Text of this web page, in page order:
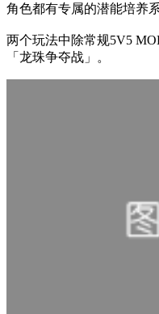
角色都有专属的潜能培养系
两个玩法中除常规5V5
「龙珠争夺战」。